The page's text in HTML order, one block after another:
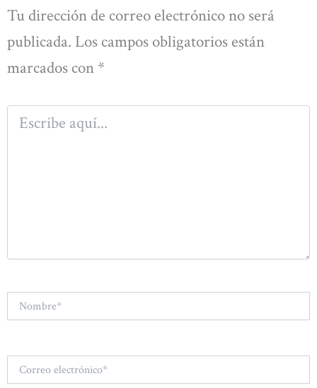
Tu dirección de correo electrónico no será
publicada. Los campos obligatorios están
marcados con *
Escribe
aquí...
electrónico*